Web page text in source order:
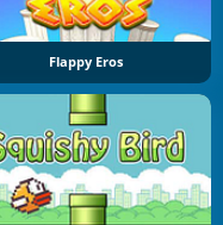
Flappy Eros